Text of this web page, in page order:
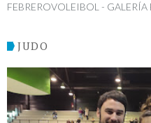
FEBREROVOLEIBOL - GALERÍA
JUDO